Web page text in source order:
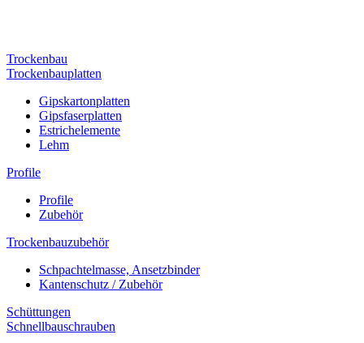
Trockenbau
Trockenbauplatten
Gipskartonplatten
Gipsfaserplatten
Estrichelemente
Lehm
Profile
Profile
Zubehör
Trockenbauzubehör
Schpachtelmasse, Ansetzbinder
Kantenschutz / Zubehör
Schüttungen
Schnellbauschrauben